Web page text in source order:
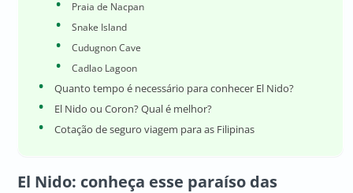
Praia de Nacpan
Snake Island
Cudugnon Cave
Cadlao Lagoon
Quanto tempo é necessário para conhecer El Nido?
El Nido ou Coron? Qual é melhor?
Cotação de seguro viagem para as Filipinas
El Nido: conheça esse paraíso das